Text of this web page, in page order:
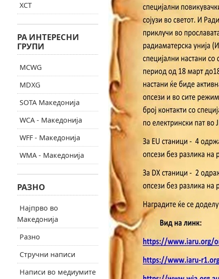
ХСТ
РА ИНТЕРЕСНИ
ГРУПИ
MCWG
MDXG
SOTA Македонија
WCA - Македонија
WFF - Македонија
WMA - Македонија
РАЗНО
Најпрво во
Македонија
Разно
Стручни написи
Написи во медиумите